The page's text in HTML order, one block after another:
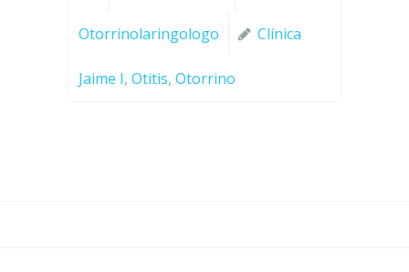
Otorrinolaringologo Clínica
Jaime I, Otitis, Otorrino